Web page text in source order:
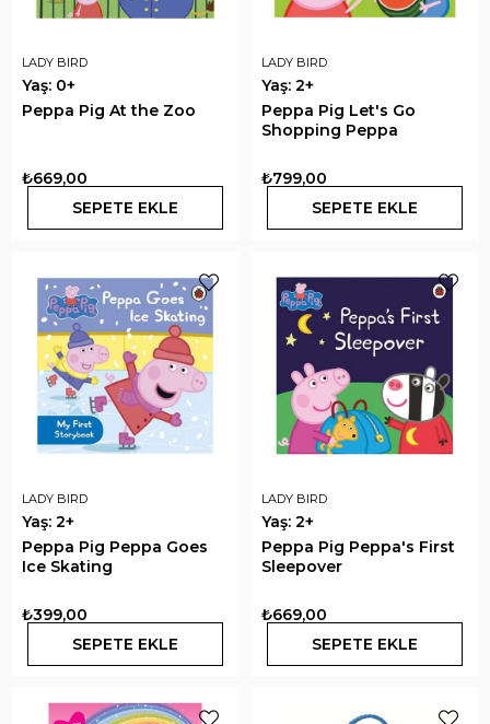
LADY BIRD
Yaş: 0+
Peppa Pig At the Zoo
₺669,00
SEPETE EKLE
LADY BIRD
Yaş: 2+
Peppa Pig Let's Go
Shopping Peppa
₺799,00
SEPETE EKLE
LADY BIRD
Yaş: 2+
Peppa Pig Peppa Goes
Ice Skating
₺399,00
SEPETE EKLE
LADY BIRD
Yaş: 2+
Peppa Pig Peppa's First
Sleepover
₺669,00
SEPETE EKLE